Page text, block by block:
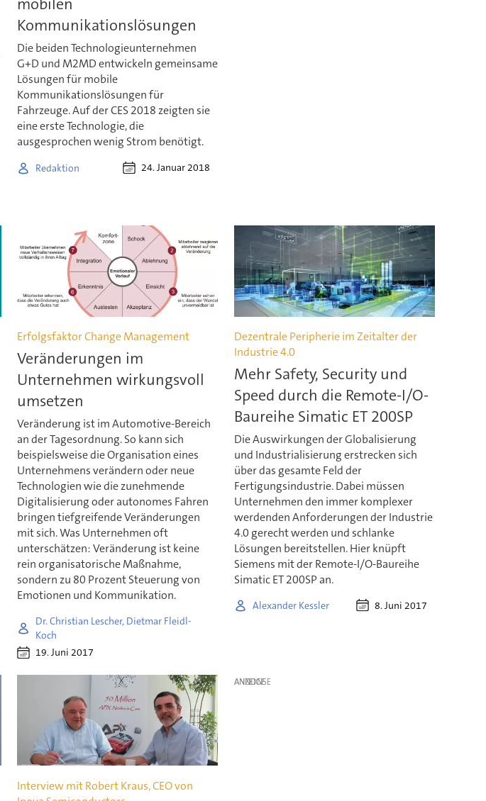
Kommunikationslösungen
Die beiden Technologieunternehmen
G+D und M2MD entwickeln gemeinsame
Lösungen für mobile
Kommunikationslösungen für
Fahrzeuge. Auf der CES 2018 zeigten sie
eine erste Technologie, die
ausgesprochen wenig Strom benötigt.
Redaktion 24. Januar 2018
Erfolgsfaktor Change Management
Veränderungen im
Unternehmen wirkungsvoll
umsetzen
Veränderung ist im Automotive-Bereich
an der Tagesordnung. So kann sich
beispielsweise die Organisation eines
Unternehmens verändern oder neue
Technologien wie die zunehmende
Digitalisierung oder autonomes Fahren
bringen tiefgreifende Veränderungen
mit sich. Was Unternehmen oft
unterschätzen: Veränderung ist keine
rein organisatorische Maßnahme,
sondern zu 80 Prozent Steuerung von
Emotionen und Kommunikation.
Dr. Christian Lescher, Dietmar Fleidl-
Koch
19. Juni 2017
Dezentrale Peripherie im Zeitalter der
Industrie 4.0
Mehr Safety, Security und
Speed durch die Remote-I/O-
Baureihe Simatic ET 200SP
Die Auswirkungen der Globalisierung
und Industrialisierung erstrecken sich
über das gesamte Feld der
Fertigungsindustrie. Dabei müssen
Unternehmen den immer komplexer
werdenden Anforderungen der Industrie
4.0 gerecht werden und schlanke
Lösungen bereitstellen. Hier knüpft
Siemens mit der Remote-I/O-Baureihe
Simatic ET 200SP an.
Alexander Kessler 8. Juni 2017
Interview mit Robert Kraus, CEO von
ANZEIGE